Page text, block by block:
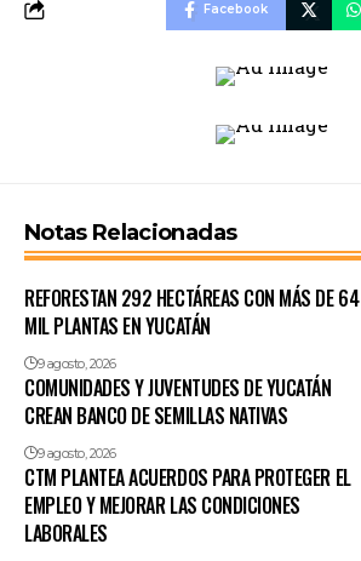
Facebook
Notas Relacionadas
REFORESTAN 292 HECTÁREAS CON MÁS DE 64
MIL PLANTAS EN YUCATÁN
9 agosto, 2026
COMUNIDADES Y JUVENTUDES DE YUCATÁN
CREAN BANCO DE SEMILLAS NATIVAS
9 agosto, 2026
CTM PLANTEA ACUERDOS PARA PROTEGER EL
EMPLEO Y MEJORAR LAS CONDICIONES
LABORALES